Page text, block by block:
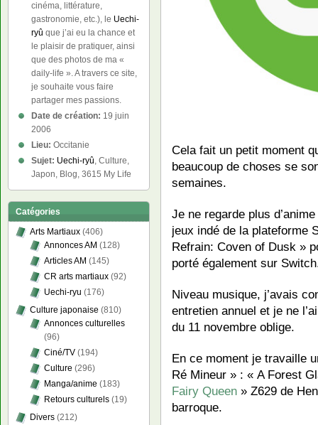
Cela fait un petit moment
beaucoup de choses se
semaines.
Je ne regarde plus
jeux indé de la plateforme
Refrain: Coven of Dusk »
porté également sur
Niveau musique, j’avais
entretien annuel et je ne
du 11 novembre oblige.
En ce moment je travaille
Ré Mineur » : « A Forest
Fairy Queen » Z629 de
barroque.
cinéma, littérature,
gastronomie, etc.), le Uechi-
ryû que j’ai eu la chance et
le plaisir de pratiquer, ainsi
que des photos de ma «
daily-life ». A travers ce site,
je souhaite vous faire
partager mes passions.
Date de création: 19 juin
2006
Lieu: Occitanie
Sujet: Uechi-ryû, Culture,
Japon, Blog, 3615 My Life
Catégories
Arts Martiaux (406)
Annonces AM (128)
Articles AM (145)
CR arts martiaux (92)
Uechi-ryu (176)
Culture japonaise (810)
Annonces culturelles
(96)
Ciné/TV (194)
Culture (296)
Manga/anime (183)
Retours culturels (19)
Divers (212)